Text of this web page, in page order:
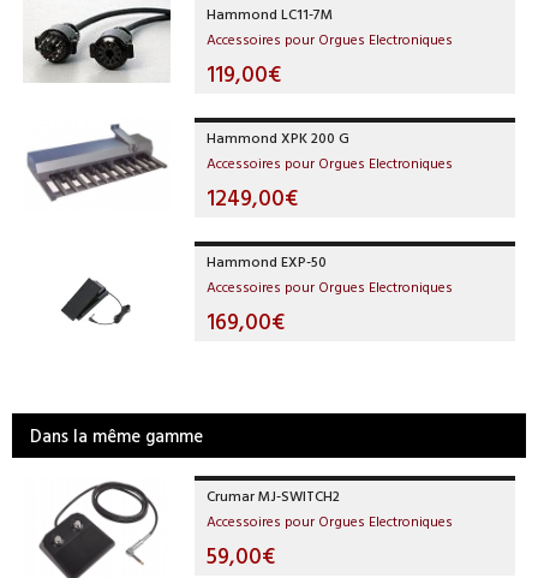
Hammond LC11-7M
Accessoires pour Orgues Electroniques
119,00€
Hammond XPK 200 G
Accessoires pour Orgues Electroniques
1249,00€
Hammond EXP-50
Accessoires pour Orgues Electroniques
169,00€
Dans la même gamme
Crumar MJ-SWITCH2
Accessoires pour Orgues Electroniques
59,00€